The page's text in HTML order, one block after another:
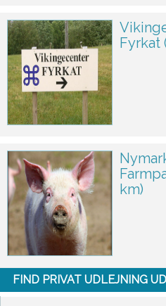
Fyrkat
km)
FIND PRIVAT UDLEJNING